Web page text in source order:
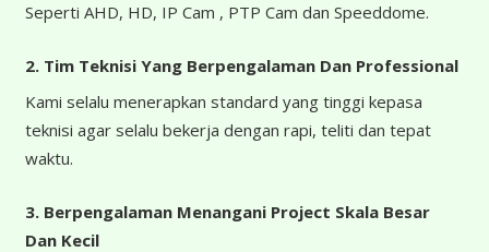
Seperti AHD, HD, IP Cam , PTP Cam dan Speeddome.
2. Tim Teknisi Yang Berpengalaman Dan Professional
Kami selalu menerapkan standard yang tinggi kepasa
teknisi agar selalu bekerja dengan rapi, teliti dan tepat
waktu.
3. Berpengalaman Menangani Project Skala Besar
Dan Kecil